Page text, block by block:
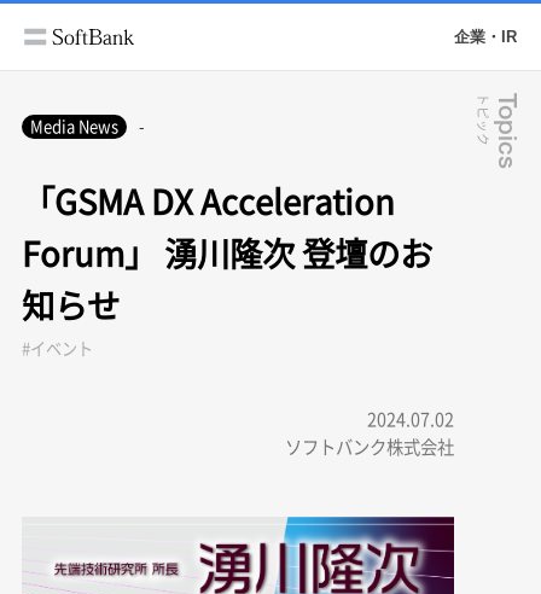
企業・IR
Media News -
「GSMA DX Acceleration
Forum」 湧川隆次 登壇のお
知らせ
#イベント
2024.07.02
ソフトバンク株式会社
Topics
トピック